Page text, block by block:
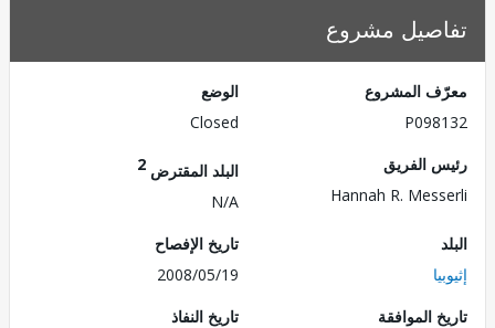
مشروع
المشروع
الفريق
Hannah R.
البلد المقترض
تاريخ الإفصاح
2008/05/19
الموافقة
تاريخ النفاذ